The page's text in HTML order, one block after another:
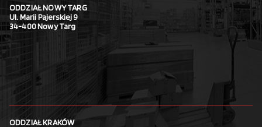
ODDZIAŁ NOWY TARG
Ul. Marii Pajerskiej 9
34-400 Nowy Targ
ODDZIAŁ KRAKÓW